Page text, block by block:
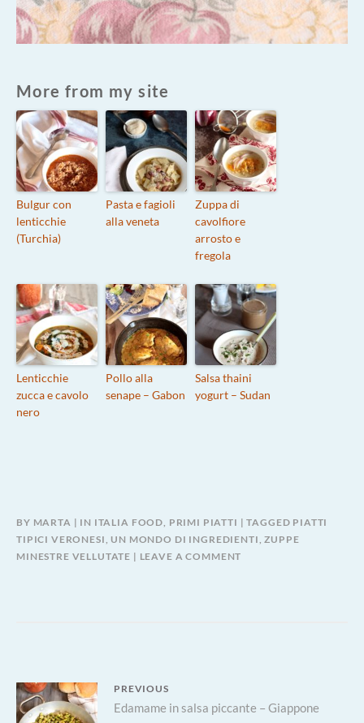
More from my site
Bulgur con
lenticchie
(Turchia)
Pasta e fagioli
alla veneta
Zuppa di
cavolfiore
arrosto e
fregola
Lenticchie
zucca e cavolo
nero
Pollo alla
senape – Gabon
Salsa thaini
yogurt – Sudan
BY MARTA IN ITALIA FOOD PRIMI PIATTI TAGGED PIATTI
TIPICI VERONESI UN MONDO DI INGREDIENTI ,ZUPPE
MINESTRE VELLUTATE
LEAVE A COMMENT
Navigazione
articoli
PREVIOUS
Previous
Edamame in salsa piccante – Giappone